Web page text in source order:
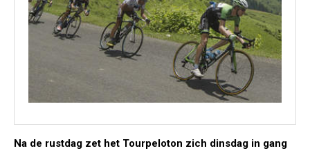
Na de rustdag zet het Tourpeloton zich dinsdag in gang